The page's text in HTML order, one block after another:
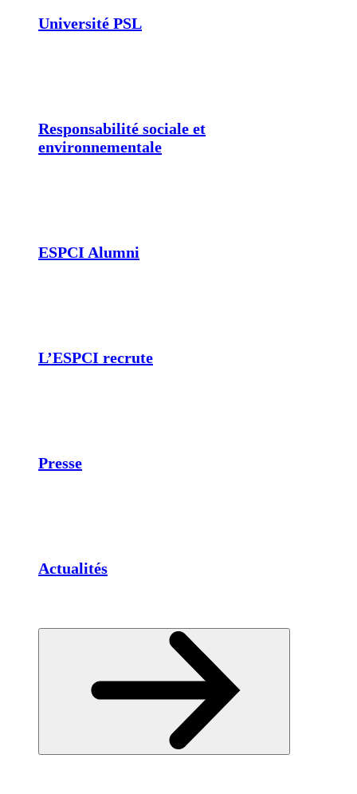
Université PSL
Responsabilité sociale et
environnementale
ESPCI Alumni
L’ESPCI recrute
Presse
Actualités